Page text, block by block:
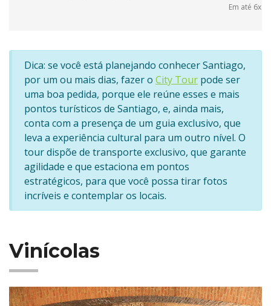
Em até 6x
Dica: se você está planejando conhecer Santiago,
por um ou mais dias, fazer o City Tour pode ser
uma boa pedida, porque ele reúne esses e mais
pontos turísticos de Santiago, e, ainda mais,
conta com a presença de um guia exclusivo, que
leva a experiência cultural para um outro nível. O
tour dispõe de transporte exclusivo, que garante
agilidade e que estaciona em pontos
estratégicos, para que você possa tirar fotos
incríveis e contemplar os locais.
Vinícolas